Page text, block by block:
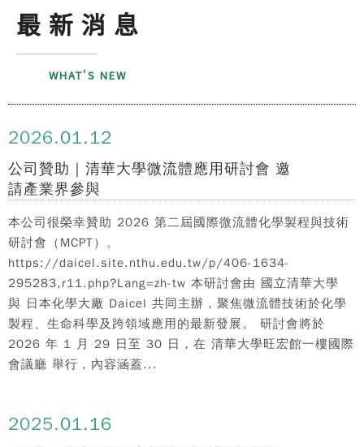
最新消息
WHAT'S NEW
2026.01.12
公司贊助｜清華大學微流體應用研討會 邀
請產業界參與
本公司很榮幸贊助 2026 第二屆國際微流體化學製程與技術
研討會（MCPT）。
https://daicel.site.nthu.edu.tw/p/406-1634-
295283,r11.php?Lang=zh-tw 本研討會由 國立清華大學
與 日本化學大廠 Daicel 共同主辦，聚焦微流體技術於化學
製程、生命科學及跨領域應用的最新發展。 研討會將於
2026 年 1 月 29 日至 30 日，在 清華大學旺宏館一樓國際
會議廳 舉行，內容涵蓋...
2025.01.16